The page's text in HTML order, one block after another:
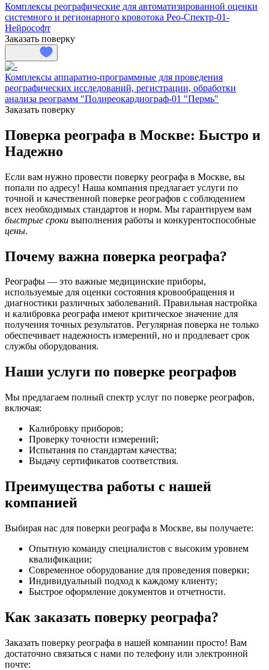
Комплексы реографические для автоматизированной оценки
системного и регионарного кровотока Рео-Спектр-01-
Нейрософт
Заказать поверку
Комплексы аппаратно-программные для проведения
реографических исследований, регистрации, обработки
анализа реограмм "Полиреокардиограф-01 "Пермь"
Заказать поверку
Поверка реографа в Москве: Быстро и
Надежно
Если вам нужно провести поверку реографа в Москве, вы
попали по адресу! Наша компания предлагает услуги по
точной и качественной поверке реографов с соблюдением
всех необходимых стандартов и норм. Мы гарантируем вам
быстрые сроки выполнения работы и конкурентоспособные
цены.
Почему важна поверка реографа?
Реографы — это важные медицинские приборы,
используемые для оценки состояния кровообращения и
диагностики различных заболеваний. Правильная настройка
и калибровка реографа имеют критическое значение для
получения точных результатов. Регулярная поверка не только
обеспечивает надежность измерений, но и продлевает срок
службы оборудования.
Наши услуги по поверке реографов
Мы предлагаем полный спектр услуг по поверке реографов,
включая:
Калибровку приборов;
Проверку точности измерений;
Испытания по стандартам качества;
Выдачу сертификатов соответствия.
Преимущества работы с нашей
компанией
Выбирая нас для поверки реографа в Москве, вы получаете:
Опытную команду специалистов с высоким уровнем
квалификации;
Современное оборудование для проведения поверки;
Индивидуальный подход к каждому клиенту;
Быстрое оформление документов и отчетности.
Как заказать поверку реографа?
Заказать поверку реографа в нашей компании просто! Вам
достаточно связаться с нами по телефону или электронной
почте: